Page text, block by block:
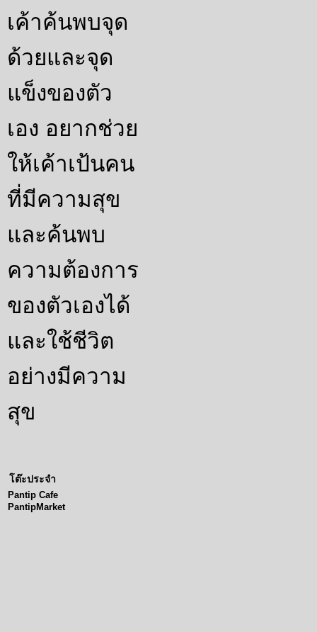
เค้าค้นพบจุด
ด้วยและจุด
แข็งของตัว
เอง อยากช่วย
ให้เค้าเป้นคน
ที่มีความสุข
และค้นพบ
ความต้องการ
ของตัวเองได้
และใช้ชีวิต
อย่างมีความ
สุข
โต๊ะประจำ
Pantip Cafe
PantipMarket